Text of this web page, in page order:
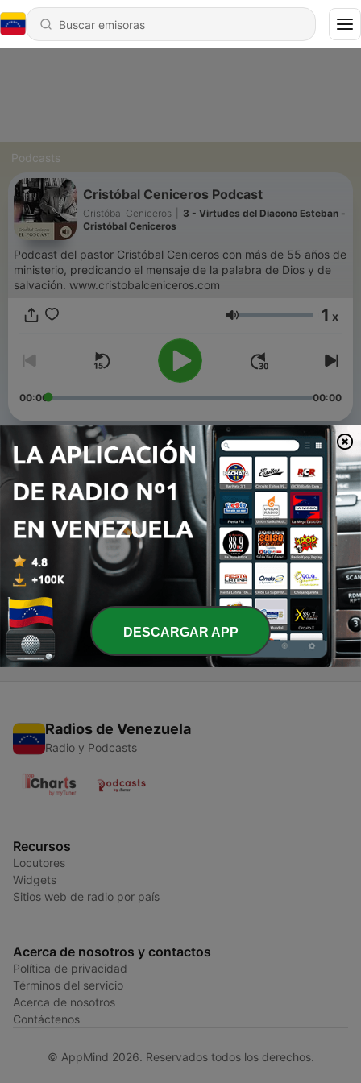
Podcasts
Cristóbal Ceniceros Podcast
Cristóbal Ceniceros
3 - Virtudes del Diacono Esteban -
Cristóbal Ceniceros
Podcast del pastor Cristóbal Ceniceros con más de 55 años de
ministerio, predicando el mensaje de la palabra de Dios y de
salvación. www.cristobalceniceros.com
Volumen 1 x
00:00 00:00
Episodios
3 - Virtudes del Diacono Esteban - Cristóbal Ceniceros
20 feb. 2022
Un mensaje de Prevención
05 feb. 2022
1 - Introducción - Podcast
05 feb. 2022
Radios de Venezuela
Radio y Podcasts
Recursos
Locutores
Widgets
Sitios web de radio por país
Acerca de nosotros y contactos
Política de privacidad
Términos del servicio
Acerca de nosotros
Contáctenos
© AppMind 2026. Reservados todos los derechos.
DESCARGAR APP